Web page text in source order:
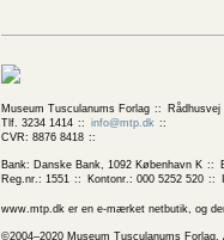
Museum Tusculanums Forlag Rådhusvej
Tlf. 3234 1414
info@mtp.dk
CVR: 8876 8418
Bank: Danske Bank, 1092 København K
Reg.nr.: 1551
Kontonr.: 000 5252 520
www.mtp.dk er en e-mærket netbutik, og
©2004–2020 Museum Tusculanums